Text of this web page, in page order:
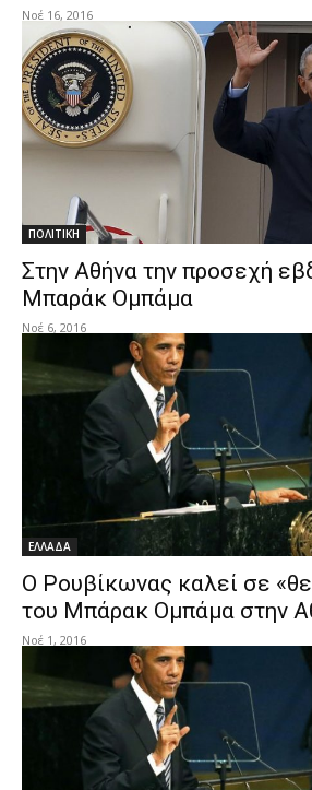
Νοέ 16, 2016
ΠΟΛΙΤΙΚΗ
Στην Αθήνα την προσεχή
Μπαράκ Ομπάμα
Νοέ 6, 2016
ΕΛΛΑΔΑ
Ο Ρουβίκωνας καλεί σε
του Μπάρακ Ομπάμα στην
Νοέ 1, 2016